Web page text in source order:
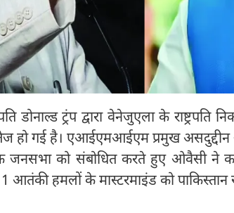
डोनाल्ड ट्रंप द्वारा वेनेजुएला के
हो गई है। एआईएमआईएम प्रमुख असदुद्दीन
को संबोधित करते हुए ओवैसी ने
आतंकी हमलों के मास्टरमाइंड को